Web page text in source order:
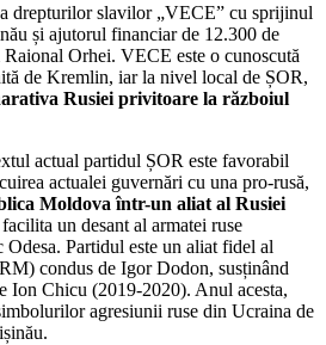
drepturilor slavilor „VECE” cu sprijinul
și ajutorul financiar de 12.300 de
Orhei. VECE este o cunoscută
de Kremlin, iar la nivel local de ȘOR,
Rusiei privitoare la războiul
actual partidul ȘOR este favorabil
actualei guvernări cu una pro-rusă,
Moldova într-un aliat al Rusiei
un desant al armatei ruse
Partidul este un aliat fidel al
condus de Igor Dodon, susținând
Ion Chicu (2019-2020). Anul acesta,
agresiunii ruse din Ucraina de